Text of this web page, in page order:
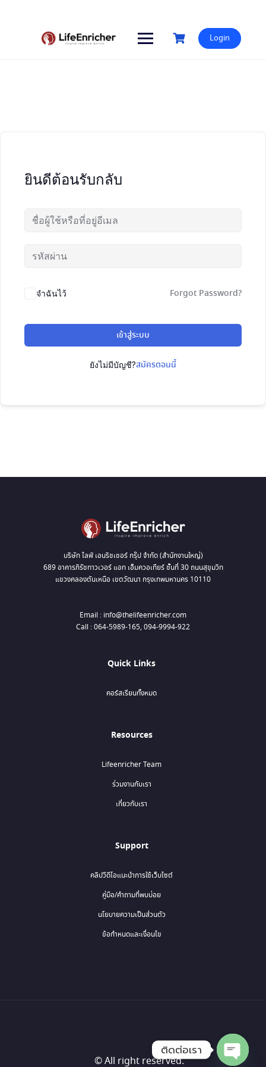
Login
ยินดีต้อนรับกลับ
จำฉันไว้ Forgot Password?
เข้าสู่ระบบ
ยังไม่มีบัญชี?สมัครตอนนี้
บริษัท ไลฟ์ เอนริชเชอร์ กรุ๊ป จำกัด (สำนักงานใหญ่)
689 อาคารภิรัชทาวเวอร์ แอท เอ็มควอเทียร์ ชั้นที่ 30 ถนนสุขุมวิท
แขวงคลองตันเหนือ เขตวัฒนา กรุงเทพมหานคร 10110
Email : info@thelifeenricher.com
Call : 064-5989-165, 094-9994-922
Quick Links
คอร์สเรียนทั้งหมด
Resources
Lifeenricher Team
ร่วมงานกับเรา
เกี่ยวกับเรา
Support
คลิปวีดีโอแนะนำการใช้เว็บไซต์
คู่มือ/คำถามที่พบบ่อย
นโยบายความเป็นส่วนตัว
ข้อกำหนดและเงื่อนไข
© All right reserved.
ติดต่อเรา